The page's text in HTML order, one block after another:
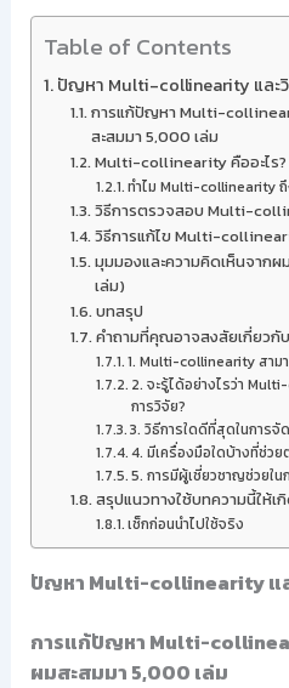
Table of Contents
ปัญหา Multi-collinearity และวิ
การแก้ปัญหา Multi-
สะสมมา 5,000 เล่ม
Multi-collinearity คืออะไร?
ทำไม Multi-collinearity
วิธีการตรวจสอบ Multi-
วิธีการแก้ไข Multi-
มุมมองและความคิดเห็นจาก
เล่ม)
บทสรุป
คำถามที่คุณอาจสงสัยเกี่ยว
1. Multi-collinearity สาม
2. จะรู้ได้อย่างไรว่า
การวิจัย?
3. วิธีการใดดีที่สุดในการ
4. มีเครื่องมือใดบ้างที่ช่
5. การมีผู้เชี่ยวชาญช่วยใ
สรุปแนวทางใช้บทความนี้ให้เ
เช็กก่อนนำไปใช้จริง
ปัญหา Multi-collinearity แล
การแก้ปัญหา Multi-
ผมสะสมมา 5,000 เล่ม